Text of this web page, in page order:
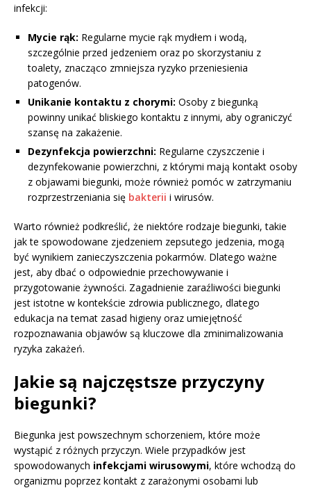
infekcji:
Mycie rąk: Regularne mycie rąk mydłem i wodą,
szczególnie przed jedzeniem oraz po skorzystaniu z
toalety, znacząco zmniejsza ryzyko przeniesienia
patogenów.
Unikanie kontaktu z chorymi: Osoby z biegunką
powinny unikać bliskiego kontaktu z innymi, aby ograniczyć
szansę na zakażenie.
Dezynfekcja powierzchni: Regularne czyszczenie i
dezynfekowanie powierzchni, z którymi mają kontakt osoby
z objawami biegunki, może również pomóc w zatrzymaniu
rozprzestrzeniania się bakterii i wirusów.
Warto również podkreślić, że niektóre rodzaje biegunki, takie
jak te spowodowane zjedzeniem zepsutego jedzenia, mogą
być wynikiem zanieczyszczenia pokarmów. Dlatego ważne
jest, aby dbać o odpowiednie przechowywanie i
przygotowanie żywności. Zagadnienie zaraźliwości biegunki
jest istotne w kontekście zdrowia publicznego, dlatego
edukacja na temat zasad higieny oraz umiejętność
rozpoznawania objawów są kluczowe dla zminimalizowania
ryzyka zakażeń.
Jakie są najczęstsze przyczyny
biegunki?
Biegunka jest powszechnym schorzeniem, które może
wystąpić z różnych przyczyn. Wiele przypadków jest
spowodowanych infekcjami wirusowymi, które wchodzą do
organizmu poprzez kontakt z zarażonymi osobami lub